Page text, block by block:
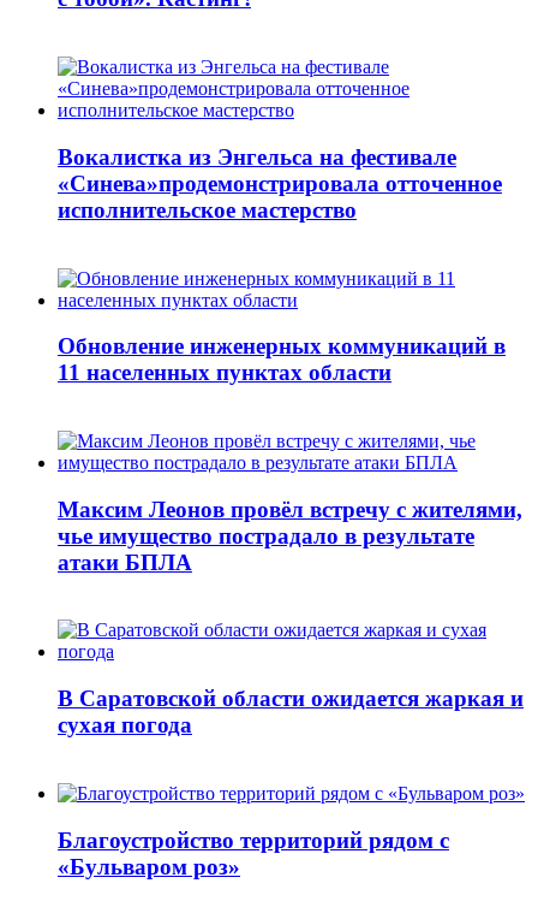
Вокалистка из Энгельса на фестивале
«Синева»продемонстрировала отточенное
исполнительское мастерство
Обновление инженерных коммуникаций в
11 населенных пунктах области
Максим Леонов провёл встречу с жителями,
чье имущество пострадало в результате
атаки БПЛА
В Саратовской области ожидается жаркая и
сухая погода
Благоустройство территорий рядом с
«Бульваром роз»